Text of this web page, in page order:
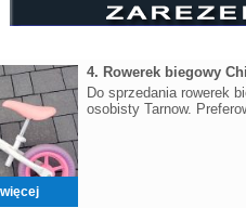
4. Rowerek biegowy
Do sprzedania rowerek
osobisty Tarnow.